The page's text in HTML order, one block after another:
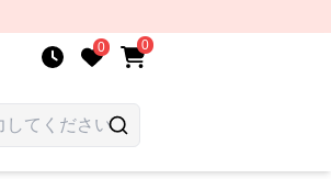
0 0